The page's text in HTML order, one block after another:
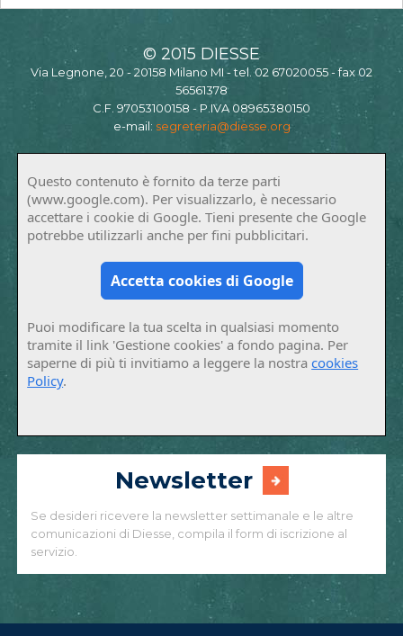
© 2015 DIESSE
Via Legnone, 20 - 20158 Milano MI - tel. 02 67020055 - fax 02
56561378
C.F. 97053100158 - P.IVA 08965380150
e-mail: segreteria@diesse.org
Questo contenuto è fornito da terze parti
(www.google.com). Per visualizzarlo, è necessario
accettare i cookie di Google. Tieni presente che Google
potrebbe utilizzarli anche per fini pubblicitari.
Accetta cookies di Google
Puoi modificare la tua scelta in qualsiasi momento
tramite il link 'Gestione cookies' a fondo pagina. Per
saperne di più ti invitiamo a leggere la nostracookies
Policy.
Newsletter
Se desideri ricevere la newsletter settimanale e le altre
comunicazioni di Diesse, compila il form di iscrizione al
servizio.